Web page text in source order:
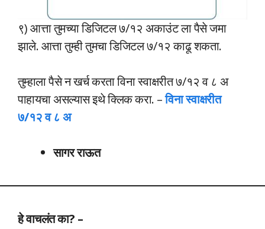
९) आत्ता तुमच्या डिजिटल ७/१२ अकाउंट ला पैसे जमा
झाले. आत्ता तुम्ही तुमचा डिजिटल ७/१२ काढू शकता.
तुम्हाला पैसे न खर्च करता विना स्वाक्षरीत ७/१२ व ८ अ
पाहायचा असल्यास इथे क्लिक करा. –विना स्वाक्षरीत
७/१२ व ८ अ
सागर राऊत
हे वाचलंत का? –